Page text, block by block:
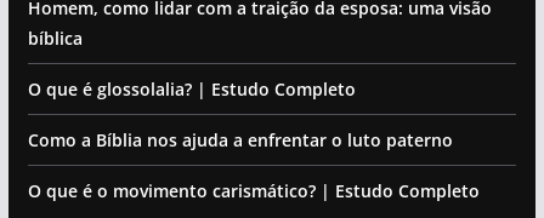
Homem, como lidar com a traição da esposa: uma visão
bíblica
O que é glossolalia? | Estudo Completo
Como a Bíblia nos ajuda a enfrentar o luto paterno
O que é o movimento carismático? | Estudo Completo